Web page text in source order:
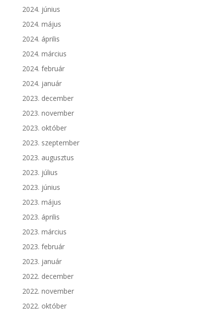
2024. június
2024. május
2024. április
2024. március
2024. február
2024. január
2023. december
2023. november
2023. október
2023. szeptember
2023. augusztus
2023. július
2023. június
2023. május
2023. április
2023. március
2023. február
2023. január
2022. december
2022. november
2022. október